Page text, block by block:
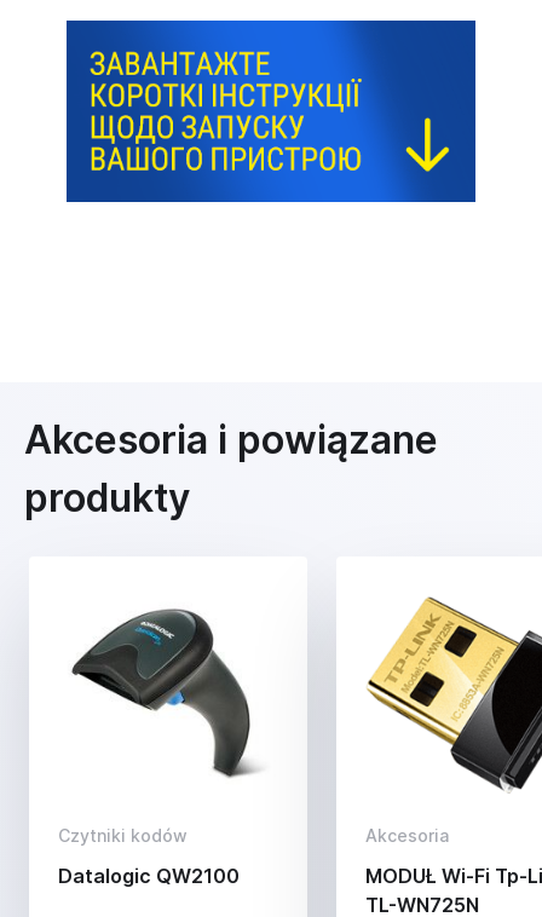
Akcesoria i powiązane
produkty
Czytniki kodów
Datalogic QW2100
Akcesoria
MODUŁ Wi-Fi Tp-
TL-WN725N